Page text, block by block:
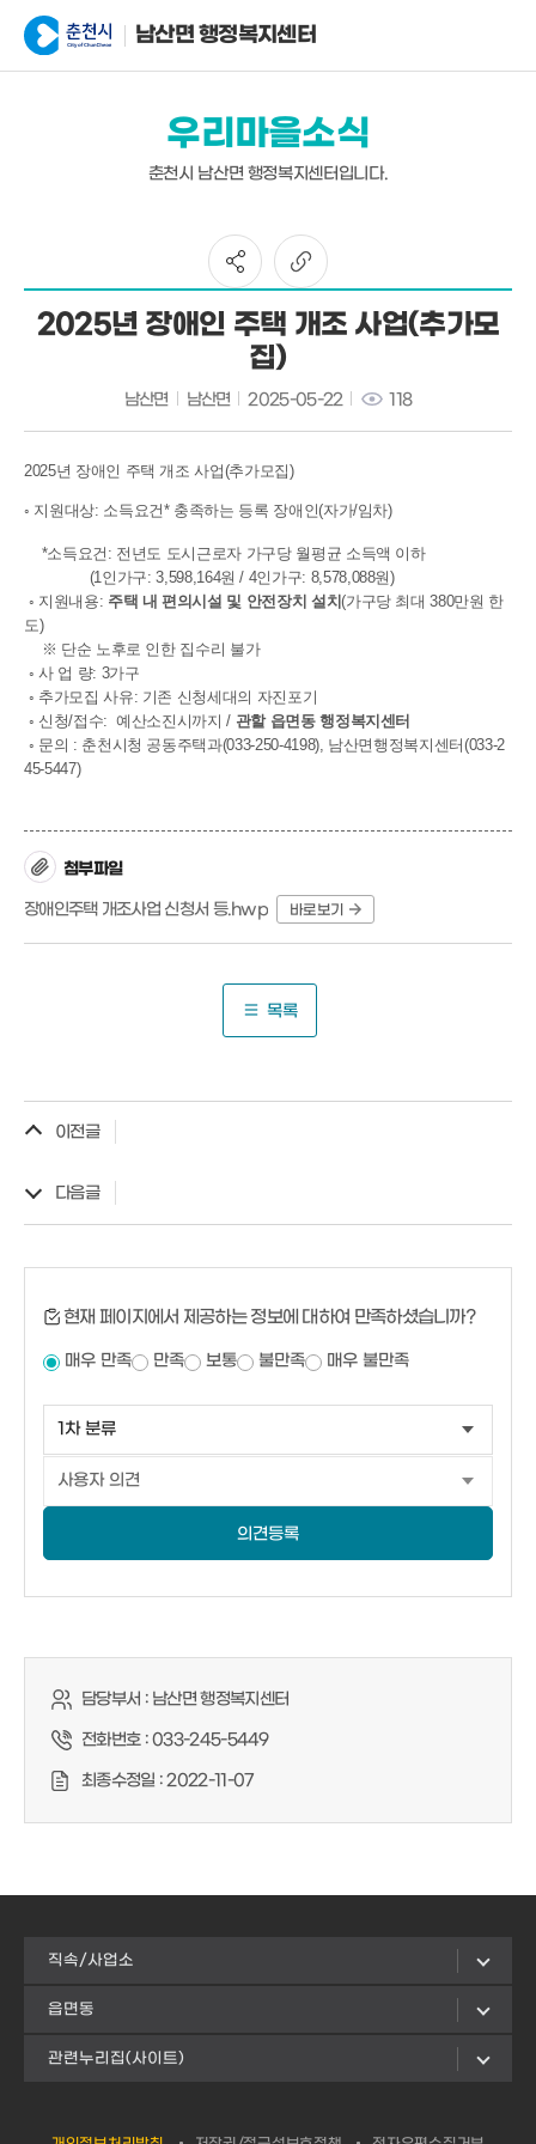
남산면 행정복지센터
우리마을소식
춘천시 남산면 행정복지센터입니다.
2025년 장애인 주택 개조 사업(추가모
집)
남산면 남산면 2025-05-22 118
2025년 장애인 주택 개조 사업(추가모집)
◦ 지원대상: 소득요건* 충족하는 등록 장애인(자가/임차)
*소득요건: 전년도 도시근로자 가구당 월평균 소득액 이하
(1인가구: 3,598,164원 / 4인가구: 8,578,088원)
◦ 지원내용: 주택 내 편의시설 및 안전장치 설치(가구당 최대 380만원 한
도)
※ 단순 노후로 인한 집수리 불가
◦ 사 업 량: 3가구
◦ 추가모집 사유: 기존 신청세대의 자진포기
◦ 신청/접수: 예산소진시까지 / 관할 읍면동 행정복지센터
◦ 문의 : 춘천시청 공동주택과(033-250-4198), 남산면행정복지센터(033-2
45-5447)
첨부파일
장애인주택 개조사업 신청서 등.hwp
바로보기
목록
이전글
다음글
현재 페이지에서 제공하는 정보에 대하여 만족하셨습니까?
매우 만족 만족 보통 불만족 매우 불만족
의견등록
담당부서 :남산면 행정복지센터
전화번호 :033-245-5449
최종수정일 :2022-11-07
직속/사업소
읍면동
관련누리집(사이트)